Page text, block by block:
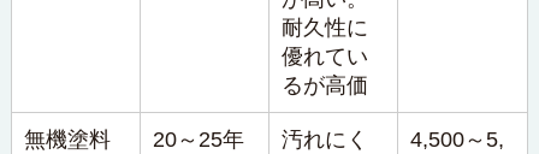
耐久性に
優れてい
るが高価
無機塗料 20～25年
汚れにく
4,500～5,